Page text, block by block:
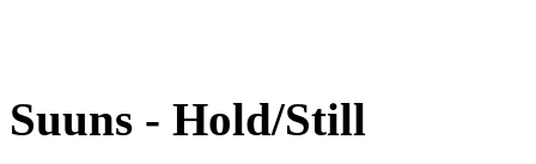
Suuns - Hold/Still